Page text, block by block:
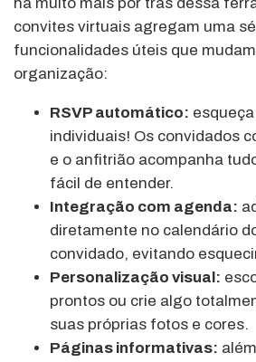
há muito mais por trás dessa
convites virtuais agregam uma
funcionalidades úteis que
organização:
RSVP automático:
individuais! Os convidados
e o anfitrião acompanha
fácil de entender.
Integração com agenda:
diretamente no calendário
convidado, evitando
Personalização visual:
prontos ou crie algo
suas próprias fotos e cores.
Páginas informativas: